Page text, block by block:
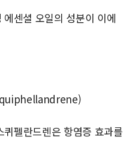
센셜 오일의 성분이 이에
펠란드렌은 항염증 효과를